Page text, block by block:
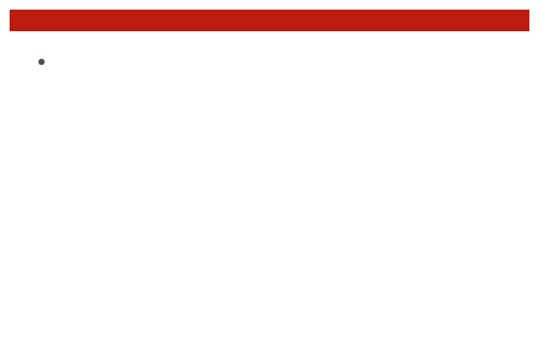
Przejdź